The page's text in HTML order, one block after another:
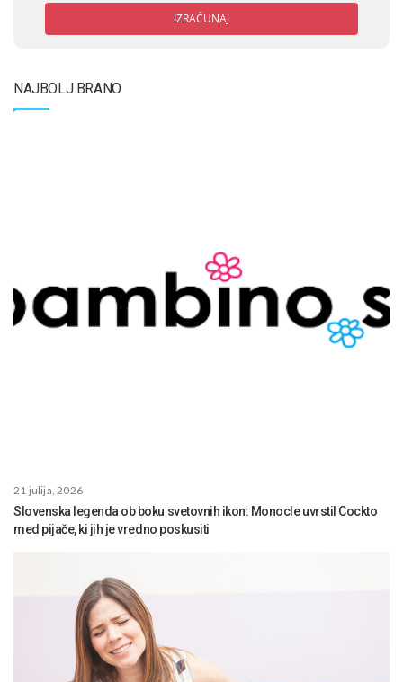
IZRAČUNAJ
NAJBOLJ BRANO
21 julija, 2026
Slovenska legenda ob boku svetovnih ikon: Monocle uvrstil Cockto
med pijače, ki jih je vredno poskusiti